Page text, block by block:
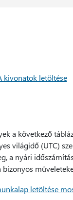
kivonatok letöltése
a következő
világidő (UTC)
a nyári
letöltése